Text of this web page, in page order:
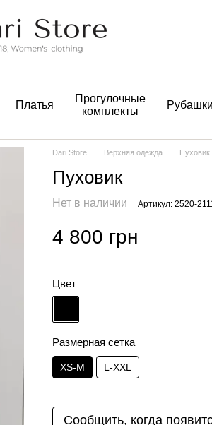
Платья
Прогулочные
комплекты
Рубашки
Dari Store Верхняя одежда Пуховик
Пуховик
Нет в наличии Артикул: 2520-
4 800 грн
Цвет
Размерная сетка
XS-M L-XXL
Сообщить, когда